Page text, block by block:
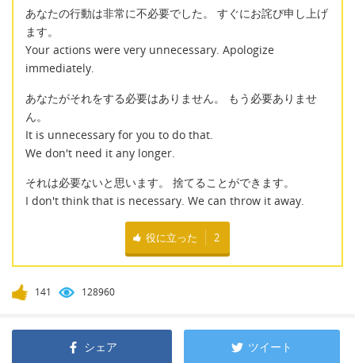
あなたの行動は非常に不必要でした。 すぐにお詫び申し上げ
ます。
Your actions were very unnecessary. Apologize
immediately.
あなたがそれをする必要はありません。 もう必要ありませ
ん。
It is unnecessary for you to do that.
We don't need it any longer.
それは必要ないと思います。 捨てることができます。
I don't think that is necessary. We can throw it away.
役に立った 2
141 128960
シェア ツイート